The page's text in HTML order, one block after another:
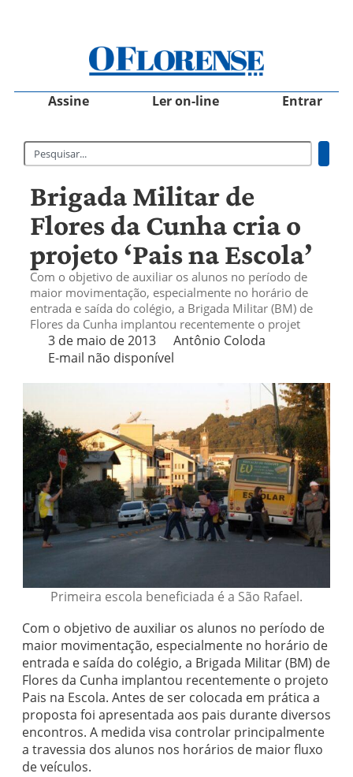
Assine Ler on-line Entrar
Brigada Militar de
Flores da Cunha cria o
projeto ‘Pais na Escola’
Com o objetivo de auxiliar os alunos no período de
maior movimentação, especialmente no horário de
entrada e saída do colégio, a Brigada Militar (BM) de
Flores da Cunha implantou recentemente o projet
3 de maio de 2013
Antônio Coloda
E-mail não disponível
Primeira escola beneficiada é a São Rafael.
Com o objetivo de auxiliar os alunos no período de
maior movimentação, especialmente no horário de
entrada e saída do colégio, a Brigada Militar (BM) de
Flores da Cunha implantou recentemente o projeto
Pais na Escola. Antes de ser colocada em prática a
proposta foi apresentada aos pais durante diversos
encontros. A medida visa controlar principalmente
a travessia dos alunos nos horários de maior fluxo
de veículos.